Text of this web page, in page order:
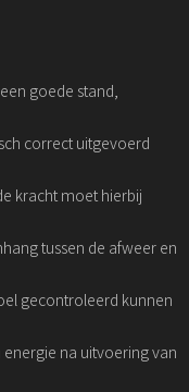
goede stand,
correct uitgevoerd
kracht moet hierbij
tussen de afweer en
gecontroleerd kunnen
energie na uitvoering van